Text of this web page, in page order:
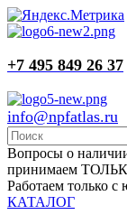
+7 495 849 26 37
info@npfatlas.ru
Вопросы о
принимаем
Работаем только
КАТАЛОГ